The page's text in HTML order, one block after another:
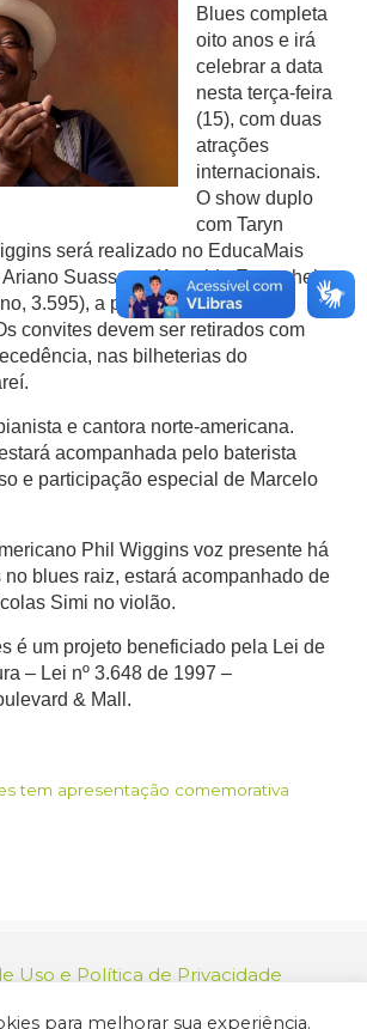
Blues completa
oito anos e irá
celebrar a data
nesta terça-feira
(15), com duas
atrações
internacionais.
O show duplo
com Taryn
será realizado no EducaMais
Suassuna (Avenida Engenheiro
3.595), a partir das 20h, com
convites devem ser retirados com
nas bilheterias do
e cantora norte-americana.
acompanhada pelo baterista
e participação especial de Marcelo
Phil Wiggins voz presente há
no blues raiz, estará acompanhado de
Simi no violão.
é um projeto beneficiado pela Lei de
– Lei nº 3.648 de 1997 –
& Mall.
tem apresentação comemorativa
Uso e Política de Privacidade
para melhorar sua experiência.